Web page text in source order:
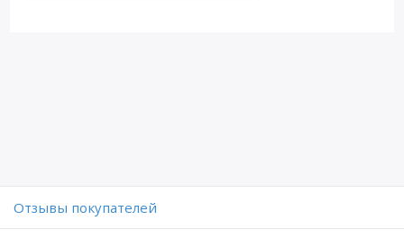
Отзывы покупателей